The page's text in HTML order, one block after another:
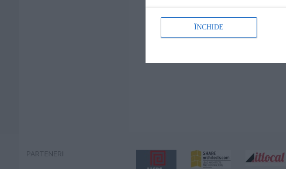
PARTENERI
ÎNCHIDE